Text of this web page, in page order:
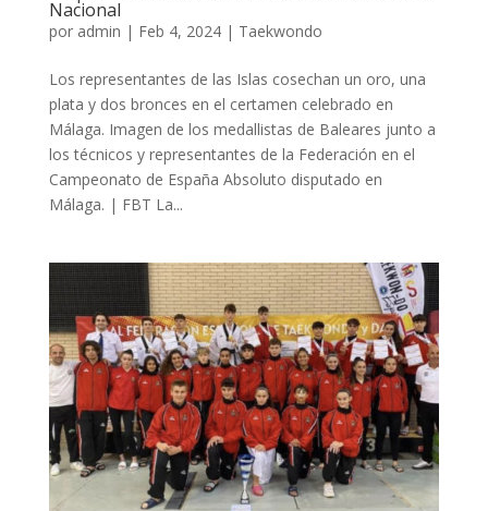
Nacional
por admin | Feb 4, 2024| Taekwondo
Los representantes de las Islas cosechan un oro, una
plata y dos bronces en el certamen celebrado en
Málaga. Imagen de los medallistas de Baleares junto a
los técnicos y representantes de la Federación en el
Campeonato de España Absoluto disputado en
Málaga. | FBT La...